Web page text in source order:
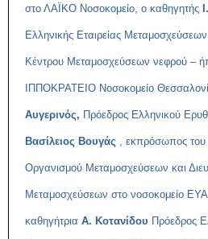
στο ΛΑΪΚΟ Νοσοκομείο, ο καθηγητής
Ελληνικής Εταιρείας Μεταμοσχεύσεων
Κέντρου Μεταμοσχεύσεων νεφρού –
ΙΠΠΟΚΡΑΤΕΙΟ Νοσοκομείο
Αυγερινός, Πρόεδρος Ελληνικού
Βασίλειος Βουγάς , εκπρόσωπος του
Οργανισμού Μεταμοσχεύσεων και
Μεταμοσχεύσεων στο νοσοκομείο
καθηγήτρια Α. Κοτανίδου Πρόεδρος